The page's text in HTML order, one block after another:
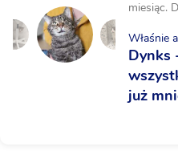
miesiąc.
Właśnie
Dynks
już